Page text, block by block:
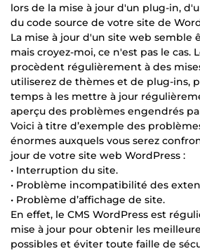
lors de la mise à jour d'un plug-in,
du code source de votre site de
La mise à jour d'un site web semble
mais croyez-moi, ce n'est pas le cas.
procèdent régulièrement à des
utiliserez de thèmes et de plug-ins,
temps à les mettre à jour
aperçu des problèmes engendrés
Voici à titre d’exemple des
énormes auxquels vous serez
jour de votre site web WordPress :
• Interruption du site.
• Problème incompatibilité des
• Problème d’affichage de site.
En effet, le CMS WordPress est
mise à jour pour obtenir les
possibles et éviter toute faille de